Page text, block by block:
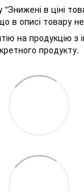
в ціні
в описі товару
на продукцію з
продукту.